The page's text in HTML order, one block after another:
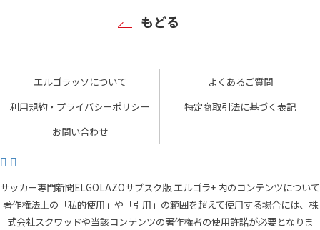
もどる
エルゴラッソについて
よくあるご質問
利用規約・プライバシーポリシー
特定商取引法に基づく表記
お問い合わせ
サッカー専門新聞ELGOLAZOサブスク版 エルゴラ+ 内のコンテンツについて
著作権法上の「私的使用」や「引用」の範囲を超えて使用する場合には、株
式会社スクワッドや当該コンテンツの著作権者の使用許諾が必要となりま